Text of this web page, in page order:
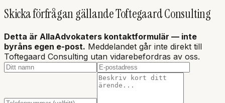
Skicka förfrågan gällandeToftegaard Consulting
Detta är AllaAdvokaters kontaktformulär — inte
byråns egen e-post. Meddelandet går inte direkt till
Toftegaard Consulting utan vidarebefordras av oss.